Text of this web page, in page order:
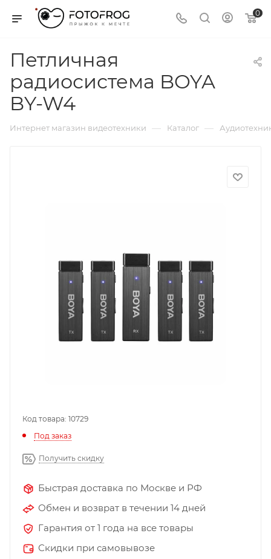
0
Петличная
радиосистема BOYA
BY-W4
Интернет магазин видеотехники — Каталог —
Код товара: 10729
Под заказ
Получить скидку
Быстрая доставка по Москве и РФ
Обмен и возврат в течении 14 дней
Гарантия от 1 года на все товары
Скидки при самовывозе